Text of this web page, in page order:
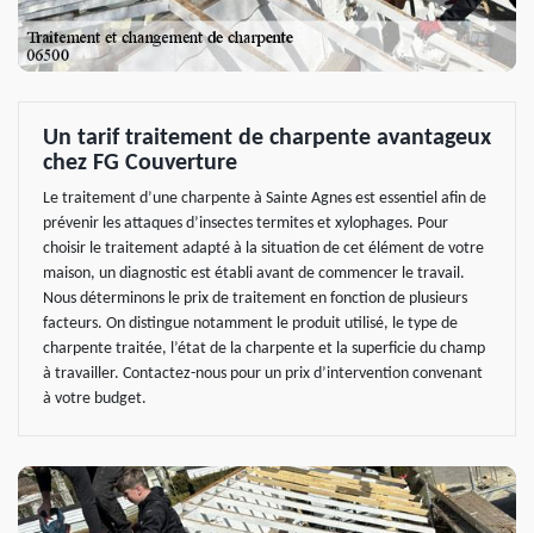
Un tarif traitement de charpente avantageux
chez FG Couverture
Le traitement d’une charpente à Sainte Agnes est essentiel afin de
prévenir les attaques d’insectes termites et xylophages. Pour
choisir le traitement adapté à la situation de cet élément de votre
maison, un diagnostic est établi avant de commencer le travail.
Nous déterminons le prix de traitement en fonction de plusieurs
facteurs. On distingue notamment le produit utilisé, le type de
charpente traitée, l’état de la charpente et la superficie du champ
à travailler. Contactez-nous pour un prix d’intervention convenant
à votre budget.